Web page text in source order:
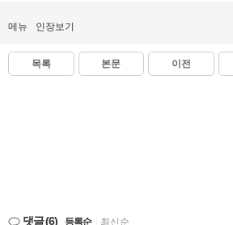
메뉴 인장보기
목록 본문 이전
댓글(6) 등록순 최신순